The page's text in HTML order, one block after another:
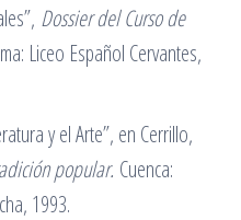
Dossier del Curso de
Liceo Español Cervantes,
y el Arte”, en Cerrillo,
popular. Cuenca:
1993.